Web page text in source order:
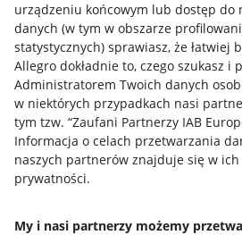
urządzeniu końcowym lub dostęp do
danych (w tym w obszarze
statystycznych) sprawiasz, że łatwiej
Allegro dokładnie to, czego szukasz i
Administratorem Twoich danych
w niektórych przypadkach nasi
tym tzw. “Zaufani Partnerzy IAB
Informacja o celach przetwarzania
naszych partnerów znajduje się w
prywatności.
My i nasi partnerzy możemy
Przydatne informacje
Jak to działa